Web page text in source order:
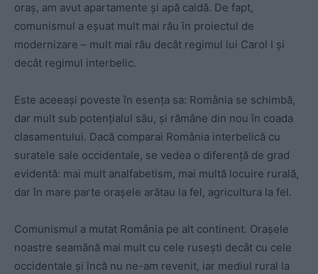
oraș, am avut apartamente și apă caldă. De fapt,
comunismul a eșuat mult mai rău în proiectul de
modernizare – mult mai rău decât regimul lui Carol I și
decât regimul interbelic.
Este aceeași poveste în esența sa: România se schimbă,
dar mult sub potențialul său, și rămâne din nou în coada
clasamentului. Dacă comparai România interbelică cu
suratele sale occidentale, se vedea o diferență de grad
evidentă: mai mult analfabetism, mai multă locuire rurală,
dar în mare parte orașele arătau la fel, agricultura la fel.
Comunismul a mutat România pe alt continent. Orașele
noastre seamănă mai mult cu cele rusești decât cu cele
occidentale și încă nu ne-am revenit, iar mediul rural la